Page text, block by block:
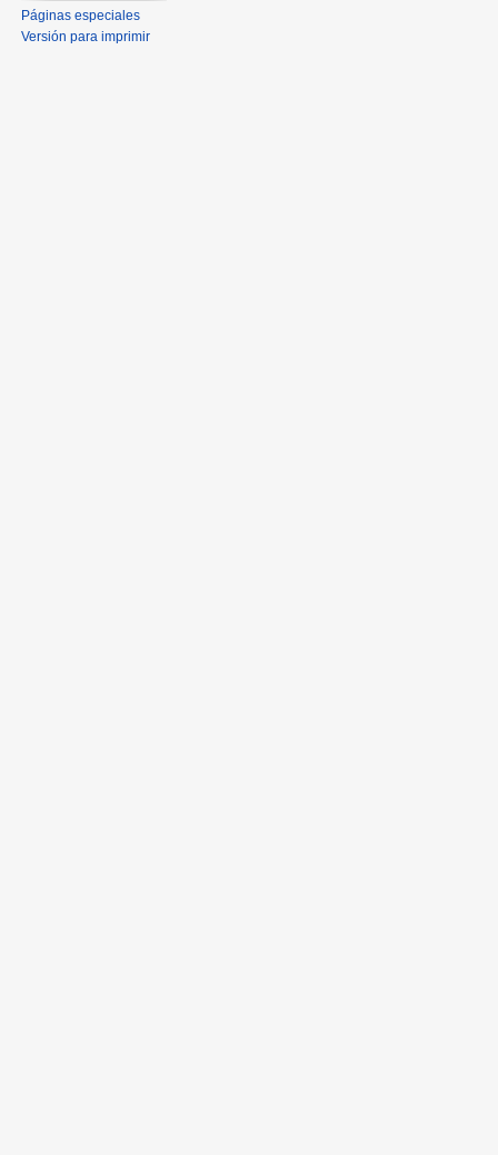
Páginas especiales
Versión para imprimir